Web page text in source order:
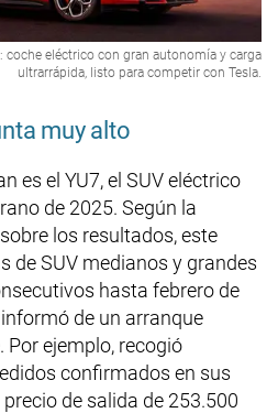
coche eléctrico con gran autonomía y carga
ultrarrápida, listo para competir con Tesla.
muy alto
es el YU7, el SUV eléctrico
de 2025. Según la
los resultados, este
de SUV medianos y grandes
hasta febrero de
de un arranque
ejemplo, recogió
confirmados en sus
de salida de 253.500